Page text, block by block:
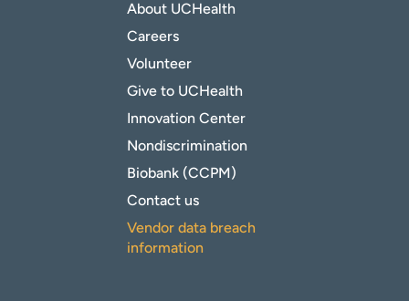
About UCHealth
Careers
Volunteer
Give to UCHealth
Innovation Center
Nondiscrimination
Biobank (CCPM)
Contact us
Vendor data breach
information